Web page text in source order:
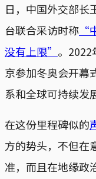
日，中国外交部长
台联合采访时称 “
没有上限” 。2022
京参加冬奥会开幕
系和全球可持续发
在这份里程碑似的
方的势头，不但在
准，而且在地缘